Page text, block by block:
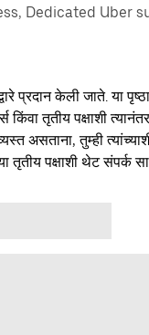
Dedicated Uber
प्रदान केली जाते. या
किंवा तृतीय पक्षाशी
असताना, तुम्ही
तृतीय पक्षाशी थेट संपर्क